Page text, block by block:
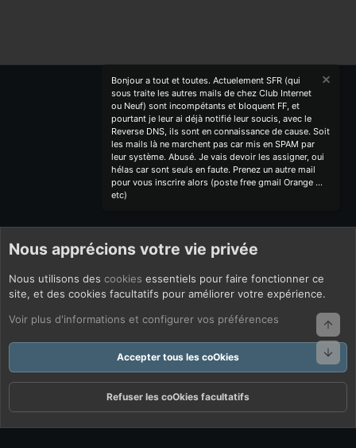
Bonjour a tout et toutes. Actuelement SFR (qui
sous traite les autres mails de chez Club Internet
ou Neuf) sont incompétants et bloquent FF, et
pourtant je leur ai déjà notifié leur soucis, avec le
Reverse DNS, ils sont en connaissance de cause. Soit
les mails là ne marchent pas car mis en SPAM par
leur système. Abusé. Je vais devoir les assigner, oui
hélas car sont seuls en faute. Prenez un autre mail
pour vous inscrire alors (poste free gmail Orange ...
etc)
Nous apprécions votre vie privée
Nous utilisons des cookies essentiels pour faire fonctionner ce
site, et des cookies facultatifs pour améliorer votre expérience.
Voir plus d'informations et configurer vos préférences
Accepter tous les coOkies
Refuser les coOkies facultatifs